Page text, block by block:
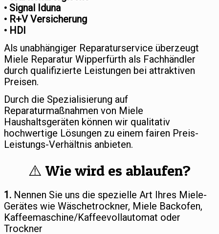
• Signal Iduna
• R+V Versicherung
• HDI
Als unabhängiger Reparaturservice überzeugt
Miele Reparatur Wipperfürth als Fachhändler
durch qualifizierte Leistungen bei attraktiven
Preisen.
Durch die Spezialisierung auf
Reparaturmaßnahmen von Miele
Haushaltsgeräten können wir qualitativ
hochwertige Lösungen zu einem fairen Preis-
Leistungs-Verhältnis anbieten.
⚠️ Wie wird es ablaufen?
1. Nennen Sie uns die spezielle Art Ihres Miele-
Gerätes wie Wäschetrockner, Miele Backofen,
Kaffeemaschine/Kaffeevollautomat oder
Trockner